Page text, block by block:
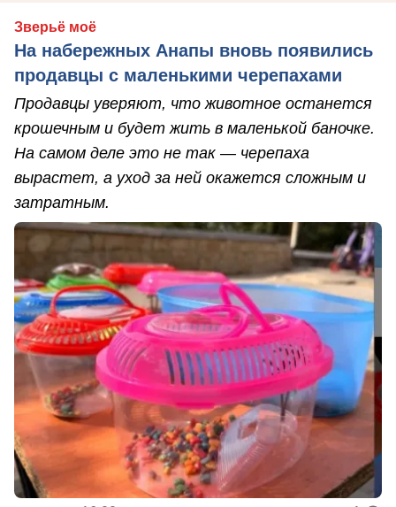
Зверьё моё
На набережных Анапы вновь появились
продавцы с маленькими черепахами
Продавцы уверяют, что животное останется
крошечным и будет жить в маленькой баночке.
На самом деле это не так — черепаха
вырастет, а уход за ней окажется сложным и
затратным.